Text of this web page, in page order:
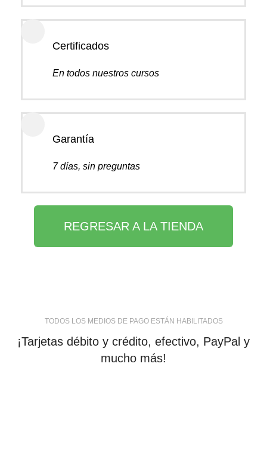
Certificados
En todos nuestros cursos
Garantía
7 días, sin preguntas
REGRESAR A LA TIENDA
TODOS LOS MEDIOS DE PAGO ESTÁN HABILITADOS
¡Tarjetas débito y crédito, efectivo, PayPal y
mucho más!